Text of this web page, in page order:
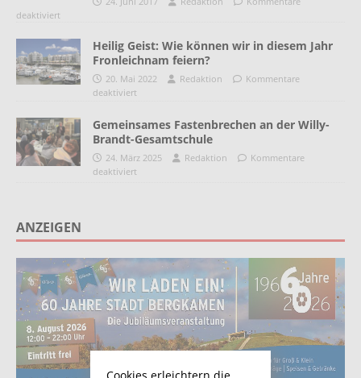
deaktiviert
Heilig Geist: Wie können wir in diesem Jahr
Fronleichnam feiern?
20. Mai 2022 Redaktion
Kommentare
deaktiviert
Gemeinsames Fastenbrechen an der Willy-
Brandt-Gesamtschule
24. März 2025 Redaktion
Kommentare
deaktiviert
ANZEIGEN
Cookies erleichtern die